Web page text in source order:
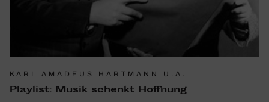
KARL AMADEUS HARTMANN U.A.
Play­list: Musik schenkt Hoff­nung